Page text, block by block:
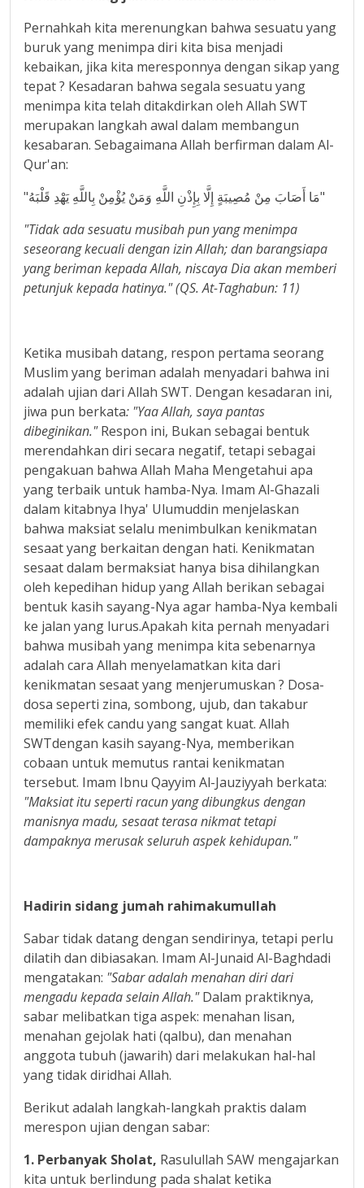
Pernahkah kita merenungkan bahwa sesuatu yang
buruk yang menimpa diri kita bisa menjadi
kebaikan, jika kita meresponnya dengan sikap yang
tepat ? Kesadaran bahwa segala sesuatu yang
menimpa kita telah ditakdirkan oleh Allah SWT
merupakan langkah awal dalam membangun
kesabaran. Sebagaimana Allah berfirman dalam Al-
Qur'an:
"مَا أَصَابَ مِنْ مُصِيبَةٍ إِلَّا بِإِذْنِ اللَّهِ وَمَنْ يُؤْمِنْ بِاللَّهِ يَهْدِ قَلْبَهُ"
"Tidak ada sesuatu musibah pun yang menimpa
seseorang kecuali dengan izin Allah; dan barangsiapa
yang beriman kepada Allah, niscaya Dia akan memberi
petunjuk kepada hatinya." (QS. At-Taghabun: 11)
Ketika musibah datang, respon pertama seorang
Muslim yang beriman adalah menyadari bahwa ini
adalah ujian dari Allah SWT. Dengan kesadaran ini,
jiwa pun berkata: "Yaa Allah, saya pantas
dibeginikan."Respon ini, Bukan sebagai bentuk
merendahkan diri secara negatif, tetapi sebagai
pengakuan bahwa Allah Maha Mengetahui apa
yang terbaik untuk hamba-Nya. Imam Al-Ghazali
dalam kitabnya Ihya' Ulumuddin menjelaskan
bahwa maksiat selalu menimbulkan kenikmatan
sesaat yang berkaitan dengan hati. Kenikmatan
sesaat dalam bermaksiat hanya bisa dihilangkan
oleh kepedihan hidup yang Allah berikan sebagai
bentuk kasih sayang-Nya agar hamba-Nya kembali
ke jalan yang lurus.Apakah kita pernah menyadari
bahwa musibah yang menimpa kita sebenarnya
adalah cara Allah menyelamatkan kita dari
kenikmatan sesaat yang menjerumuskan ? Dosa-
dosa seperti zina, sombong, ujub, dan takabur
memiliki efek candu yang sangat kuat. Allah
SWTdengan kasih sayang-Nya, memberikan
cobaan untuk memutus rantai kenikmatan
tersebut. Imam Ibnu Qayyim Al-Jauziyyah berkata:
"Maksiat itu seperti racun yang dibungkus dengan
manisnya madu, sesaat terasa nikmat tetapi
dampaknya merusak seluruh aspek kehidupan."
Hadirin sidang jumah rahimakumullah
Sabar tidak datang dengan sendirinya, tetapi perlu
dilatih dan dibiasakan. Imam Al-Junaid Al-Baghdadi
mengatakan: "Sabar adalah menahan diri dari
mengadu kepada selain Allah."Dalam praktiknya,
sabar melibatkan tiga aspek: menahan lisan,
menahan gejolak hati (qalbu), dan menahan
anggota tubuh (jawarih) dari melakukan hal-hal
yang tidak diridhai Allah.
Berikut adalah langkah-langkah praktis dalam
merespon ujian dengan sabar:
1. Perbanyak Sholat, Rasulullah SAW mengajarkan
kita untuk berlindung pada shalat ketika